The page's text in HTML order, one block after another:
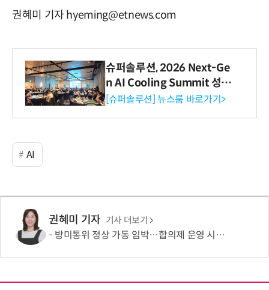
권혜미 기자 hyeming@etnews.com
슈퍼솔루션, 2026 Next-Ge
n AI Cooling Summit 성황
리 성료
[슈퍼솔루션] 뉴스룸 바로가기>
AI
권혜미 기자 기사 더보기
방미통위 정상 가동 임박…합의제 운영 시험대